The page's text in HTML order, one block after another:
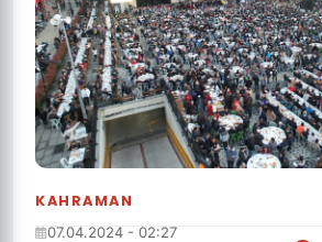
KAHRAMAN
07.04.2024 - 02:27